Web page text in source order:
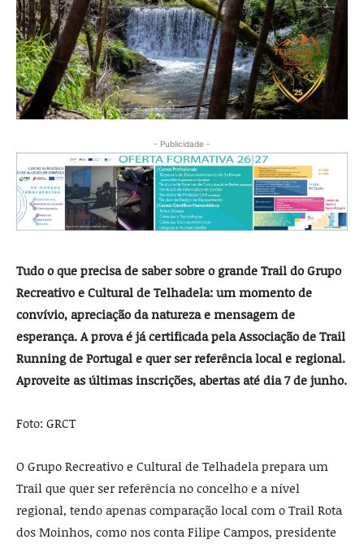
- Publicidade -
Tudo o que precisa de saber sobre o grande Trail do Grupo
Recreativo e Cultural de Telhadela: um momento de
convívio, apreciação da natureza e mensagem de
esperança. A prova é já certificada pela Associação de Trail
Running de Portugal e quer ser referência local e regional.
Aproveite as últimas inscrições, abertas até dia 7 de junho.
Foto: GRCT
O Grupo Recreativo e Cultural de Telhadela prepara um
Trail que quer ser referência no concelho e a nível
regional, tendo apenas comparação local com o Trail Rota
dos Moinhos, como nos conta Filipe Campos, presidente